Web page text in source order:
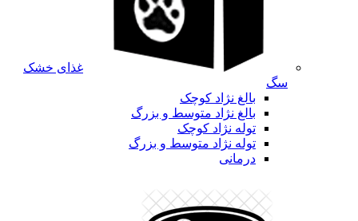
غذای خشک
سگ
بالغ نژاد کوچک
بالغ نژاد متوسط و بزرگ
توله نژاد کوچک
توله نژاد متوسط و بزرگ
درمانی